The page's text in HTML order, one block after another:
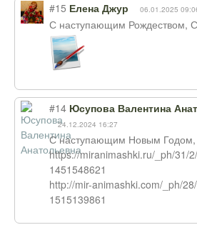
#15 Елена Джур 06.01.2025
С наступающим Рождеством,
#14 Юсупова Валентина
24.12.2024 16:27
С наступающим Новым Годом,
https://miranimashki.ru/_ph/31/
1451548621
http://mir-animashki.com/_ph/
1515139861